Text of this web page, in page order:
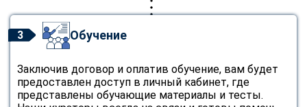
3 Обучение
Заключив договор и оплатив обучение, вам будет
предоставлен доступ в личный кабинет, где
представлены обучающие материалы и тесты.